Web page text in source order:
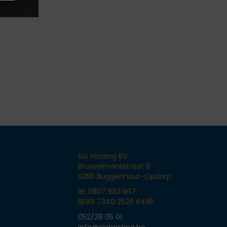
Sio Hosting BV
Brusselmansstraat 9
9255 Buggenhout-Opdorp
BE 0807.983.967
BE89 7340 2526 6485
052/28 05 01